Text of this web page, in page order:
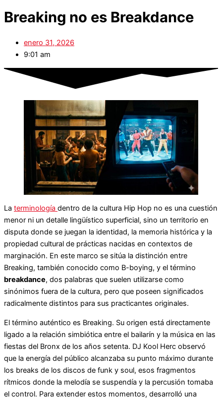
Breaking no es Breakdance
enero 31, 2026
9:01 am
La terminología dentro de la cultura Hip Hop no es una cuestión
menor ni un detalle lingüístico superficial, sino un territorio en
disputa donde se juegan la identidad, la memoria histórica y la
propiedad cultural de prácticas nacidas en contextos de
marginación. En este marco se sitúa la distinción entre
Breaking, también conocido como B-boying, y el término
breakdance, dos palabras que suelen utilizarse como
sinónimos fuera de la cultura, pero que poseen significados
radicalmente distintos para sus practicantes originales.
El término auténtico es Breaking. Su origen está directamente
ligado a la relación simbiótica entre el bailarín y la música en las
fiestas del Bronx de los años setenta. DJ Kool Herc observó
que la energía del público alcanzaba su punto máximo durante
los breaks de los discos de funk y soul, esos fragmentos
rítmicos donde la melodía se suspendía y la percusión tomaba
el control. Para extender estos momentos, desarrolló una